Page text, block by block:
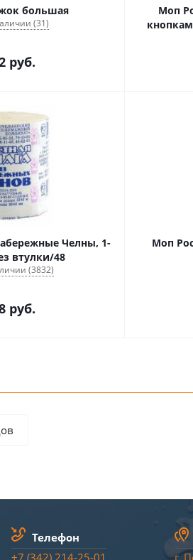
большая
(31)
руб.
Моп
Челны, 1-
втулки/48
(3832)
руб.
Моп
Телефон
+7 (342) 214-25-01
г.